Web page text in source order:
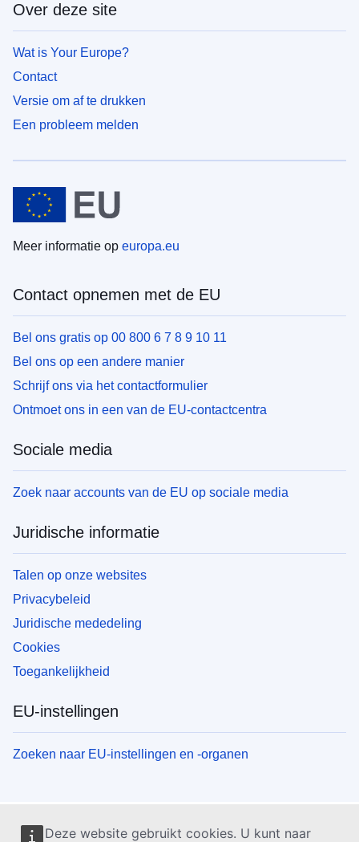
Deze website gebruikt cookies. U kunt naar
Over deze site
Wat is Your Europe?
Contact
Versie om af te drukken
Een probleem melden
Meer informatie op europa.eu
Contact opnemen met de EU
Bel ons gratis op 00 800 6 7 8 9 10 11
Bel ons op een andere manier
Schrijf ons via het contactformulier
Ontmoet ons in een van de EU-contactcentra
Sociale media
Zoek naar accounts van de EU op sociale media
Juridische informatie
Talen op onze websites
Privacybeleid
Juridische mededeling
Cookies
Toegankelijkheid
EU-instellingen
Zoeken naar EU-instellingen en -organen